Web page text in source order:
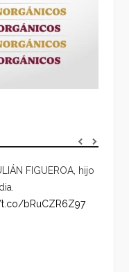
FIGUEROA, hijo
bRuCZR6Z97